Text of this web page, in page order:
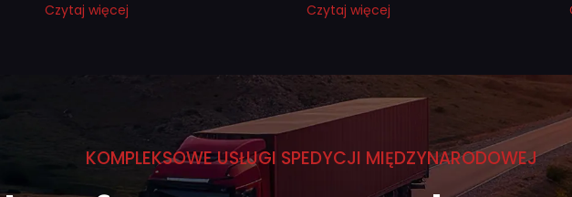
Czytaj więcej Czytaj więcej
KOMPLEKSOWE USŁUGI SPEDYCJI MIĘDZYNARODOWEJ